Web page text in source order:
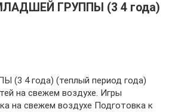
ГРУППЫ (3 4 года)
4 года) (теплый период года)
на свежем воздухе. Игры
на свежем воздухе Подготовка к